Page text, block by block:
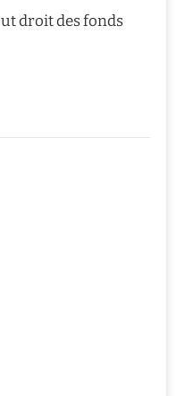
droit des fonds